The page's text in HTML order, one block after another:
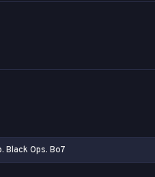
Black Ops. Bo7